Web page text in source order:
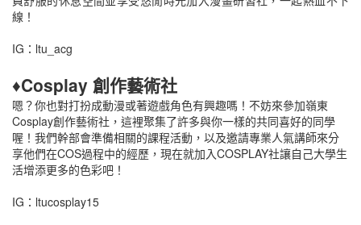
線！
IG：ltu_acg
♦Cosplay 創作藝術社
嗯？你也對打扮成動漫或著遊戲角色有興趣嗎！不妨來參加嶺東
Cosplay創作藝術社，這裡聚集了許多與你一樣的共同喜好的同學
喔！我們幹部會準備相關的課程活動，以及邀請專業人氣講師來分
享他們在COS過程中的經歷，現在就加入COSPLAY社讓自己大學生
活增添更多的色彩吧！
IG：ltucosplay15